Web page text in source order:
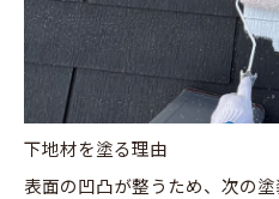
下地材を塗る理由
表面の凹凸が整うため、次の塗